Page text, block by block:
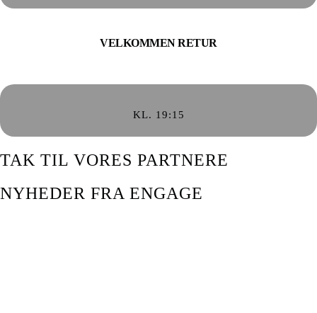
VELKOMMEN RETUR
KL. 19:15
TAK TIL VORES PARTNERE
NYHEDER FRA ENGAGE